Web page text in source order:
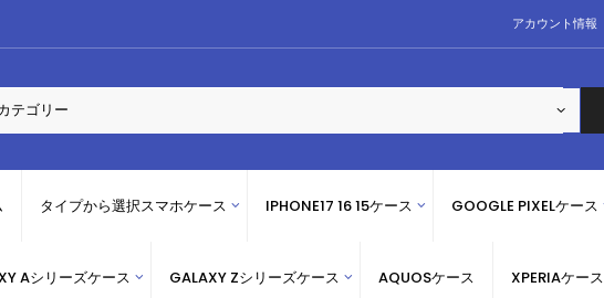
アカウント情報
タイプから選択スマホケース IPHONE17 16 15ケース GOOGLE PIXELケース
Aシリーズケース GALAXY Zシリーズケース AQUOSケース XPERIAケース